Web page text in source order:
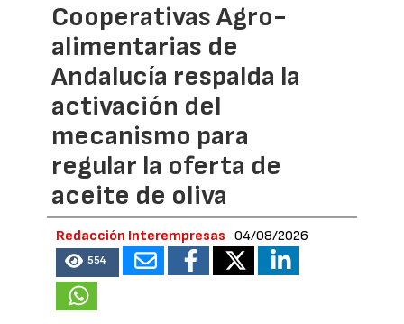
Cooperativas Agro-
alimentarias de
Andalucía respalda la
activación del
mecanismo para
regular la oferta de
aceite de oliva
Redacción Interempresas 04/08/2026
554